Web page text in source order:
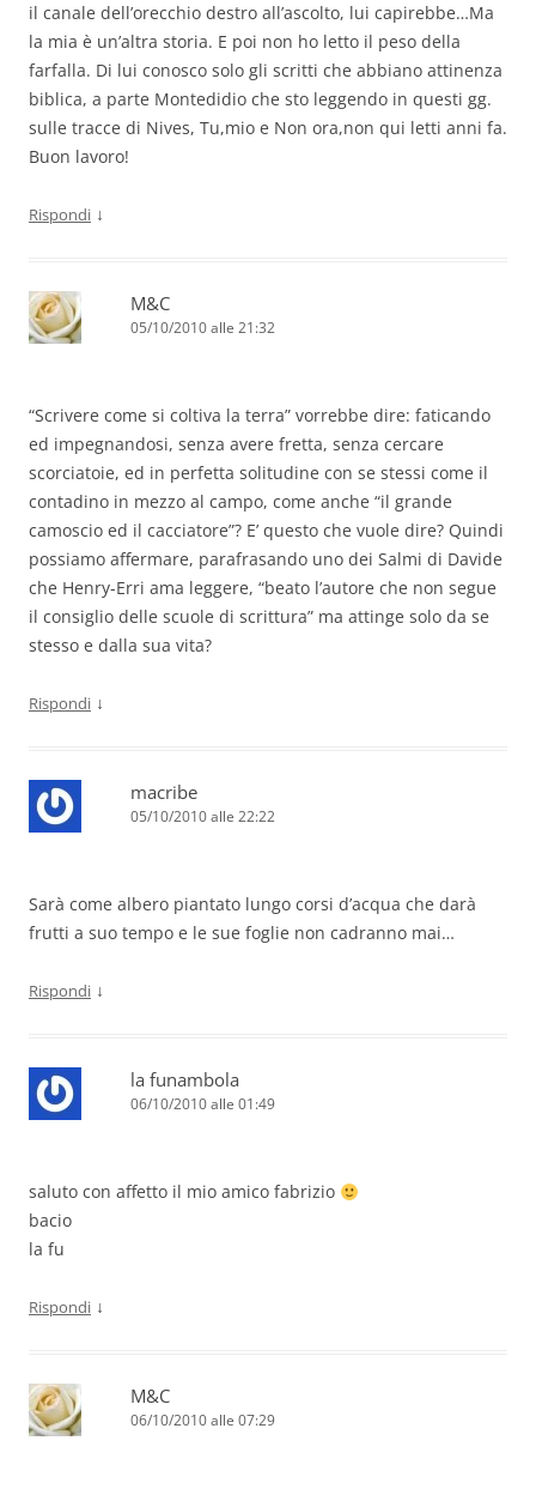
il canale dell’orecchio destro all’ascolto, lui capirebbe…Ma
la mia è un’altra storia. E poi non ho letto il peso della
farfalla. Di lui conosco solo gli scritti che abbiano attinenza
biblica, a parte Montedidio che sto leggendo in questi gg.
sulle tracce di Nives, Tu,mio e Non ora,non qui letti anni fa.
Buon lavoro!
Rispondi ↓
M&C
05/10/2010 alle 21:32
“Scrivere come si coltiva la terra” vorrebbe dire: faticando
ed impegnandosi, senza avere fretta, senza cercare
scorciatoie, ed in perfetta solitudine con se stessi come il
contadino in mezzo al campo, come anche “il grande
camoscio ed il cacciatore”? E’ questo che vuole dire? Quindi
possiamo affermare, parafrasando uno dei Salmi di Davide
che Henry-Erri ama leggere, “beato l’autore che non segue
il consiglio delle scuole di scrittura” ma attinge solo da se
stesso e dalla sua vita?
Rispondi ↓
macribe
05/10/2010 alle 22:22
Sarà come albero piantato lungo corsi d’acqua che darà
frutti a suo tempo e le sue foglie non cadranno mai…
Rispondi ↓
la funambola
06/10/2010 alle 01:49
saluto con affetto il mio amico fabrizio
bacio
la fu
Rispondi ↓
M&C
06/10/2010 alle 07:29